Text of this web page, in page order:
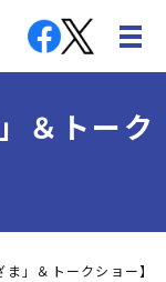
＆トーク
ま」＆トークショー】